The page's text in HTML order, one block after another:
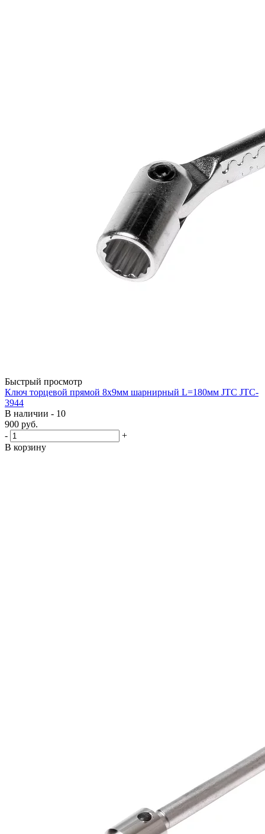
Быстрый просмотр
Ключ торцевой прямой 8х9мм шарнирный L=180мм JTC JTC-
3944
В наличии - 10
900 руб.
-
+
В корзину